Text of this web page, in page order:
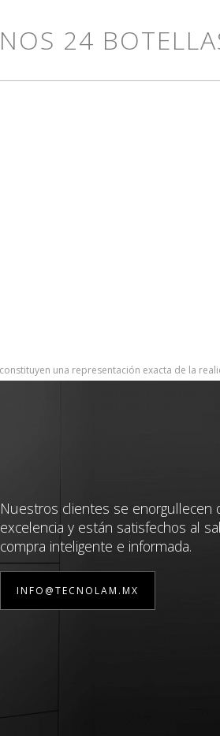
24
una representación exacta de la
Nuestros clientes se
excelencia y están satisfechos al
compra inteligente e informada.
INFO@TECNOLAM.MX